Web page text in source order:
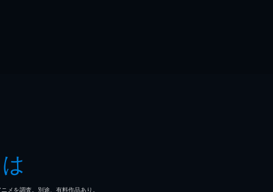
を調査。別途、有料作品あり。